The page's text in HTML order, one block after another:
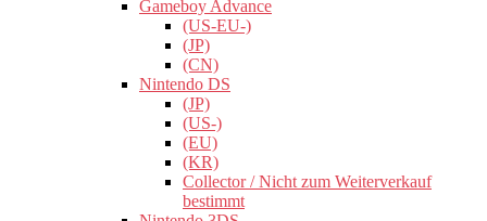
Gameboy Advance
(US-EU-)
(JP)
(CN)
Nintendo DS
(JP)
(US-)
(EU)
(KR)
Collector / Nicht zum Weiterverkauf
bestimmt